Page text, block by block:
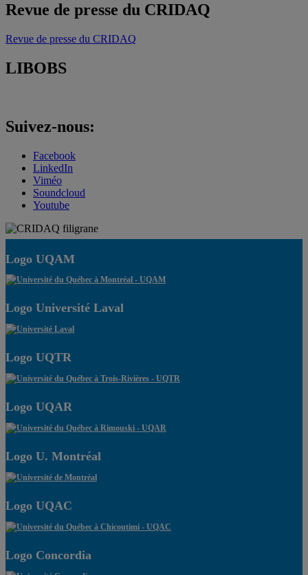
Revue de presse du CRIDAQ
Revue de presse du CRIDAQ
LIBOBS
Suivez-nous:
Facebook
LinkedIn
Viméo
Soundcloud
Youtube
Logo UQAM
Logo Université Laval
Logo UQTR
Logo UQAR
Logo U. Montréal
Logo UQAC
Logo Concordia